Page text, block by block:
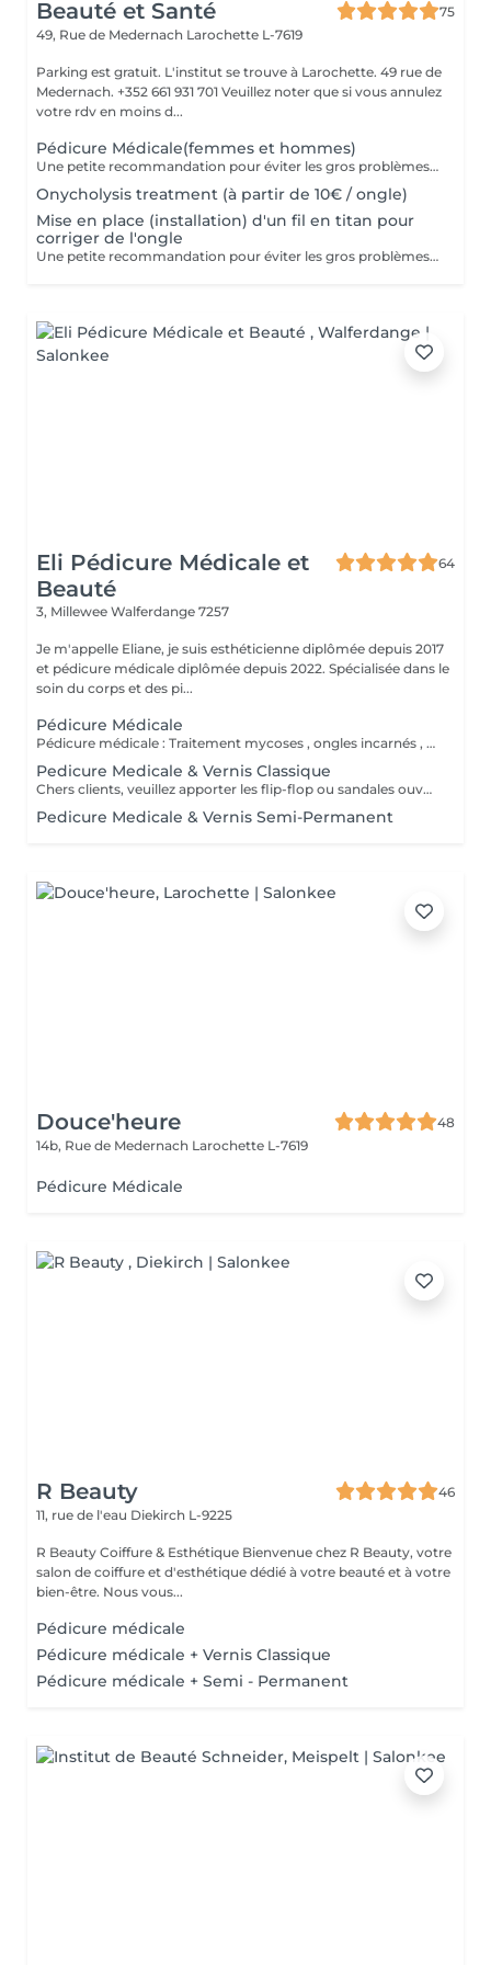
Beauté et Santé
75
49, Rue de Medernach Larochette L-7619
Parking est gratuit. L'institut se trouve à Larochette. 49 rue de
Medernach. +352 661 931 701 Veuillez noter que si vous annulez
votre rdv en moins d...
Pédicure Médicale(femmes et hommes)
Une petite recommandation pour éviter les gros problèmes: 1. Nous corrigeons la longueur des ongles avec une lime à ongles pour ongles naturels au moins une fois par semaine. 2. Nous n'arrondissons, ni ne coupons les coins ! 3. La forme des ongles de pied est un carré mou (ni rond, ni ovale) Pour courir, il vous faut : 1. Choisire des chaussures en tenant compte des nuances de la structure de votre pied! 2. Vérifier systématiquement la longueur des ongles! 3. Consulter un orthopédiste s'il y a des déformations visibles. Dans le cas contraire, courir apportera plus de problèmes que de bien. Prenez soin de votre santé!
Onycholysis treatment (à partir de 10€ / ongle)
Mise en place (installation) d'un fil en titan pour
corriger de l'ongle
Une petite recommandation pour éviter les gros problèmes: 1. Nous corrigeons la longueur des ongles avec une lime à ongles pour ongles naturels au moins une fois par semaine. 2. Nous n'arrondissons, ni ne coupons les coins! 3. La forme des ongles de pied est un carré mou (ni rond, ni ovale)!
Eli Pédicure Médicale et
Beauté
64
3, Millewee Walferdange 7257
Je m'appelle Eliane, je suis esthéticienne diplômée depuis 2017
et pédicure médicale diplômée depuis 2022. Spécialisée dans le
soin du corps et des pi...
Pédicure Médicale
Pédicure médicale : Traitement mycoses , ongles incarnés , corrections des ongles en plicature , ongles en tuile de provence , en volute, durillons, cors ,callosités, crevasses, pied d'athlète et tous les affections. Le prix varie en fonction du problème.
Pedicure Medicale & Vernis Classique
Chers clients, veuillez apporter les flip-flop ou sandales ouvertes pour pose de verniz classique.
Pedicure Medicale & Vernis Semi-Permanent
Douce'heure
48
14b, Rue de Medernach Larochette L-7619
Pédicure Médicale
R Beauty
46
11, rue de l'eau Diekirch L-9225
R Beauty Coiffure & Esthétique Bienvenue chez R Beauty, votre
salon de coiffure et d'esthétique dédié à votre beauté et à votre
bien-être. Nous vous...
Pédicure médicale
Pédicure médicale + Vernis Classique
Pédicure médicale + Semi - Permanent